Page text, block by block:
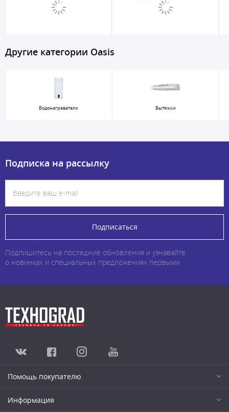
Другие категории Oasis
Водонагреватели Вытяжки
Подписка на рассылку
Подписаться
Подпишитесь на последние обновления и узнавайте
о новинках и специальных предложениях первыми
Помощь покупателю
Информация